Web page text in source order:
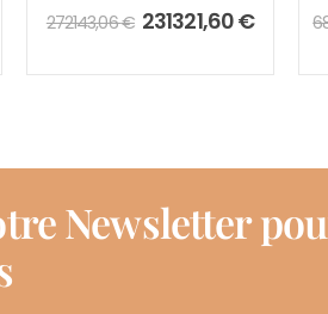
272143,06€ 231321,60€
Newsletter